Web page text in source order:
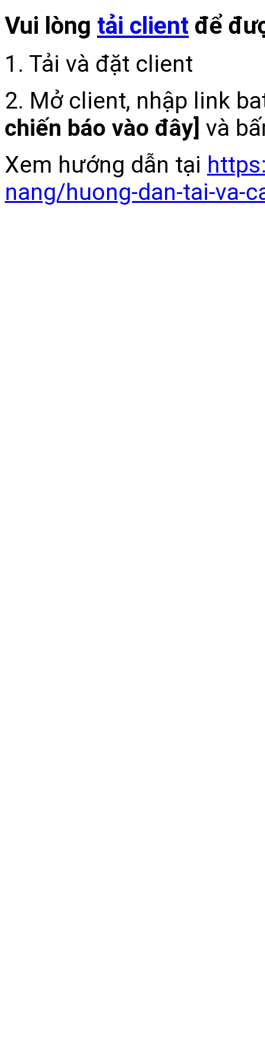
Vui lòng tải client để
1. Tải và đặt client
2. Mở client, nhập link
chiến báo vào đây] và
Xem hướng dẫn tại
nang/huong-dan-tai-va-